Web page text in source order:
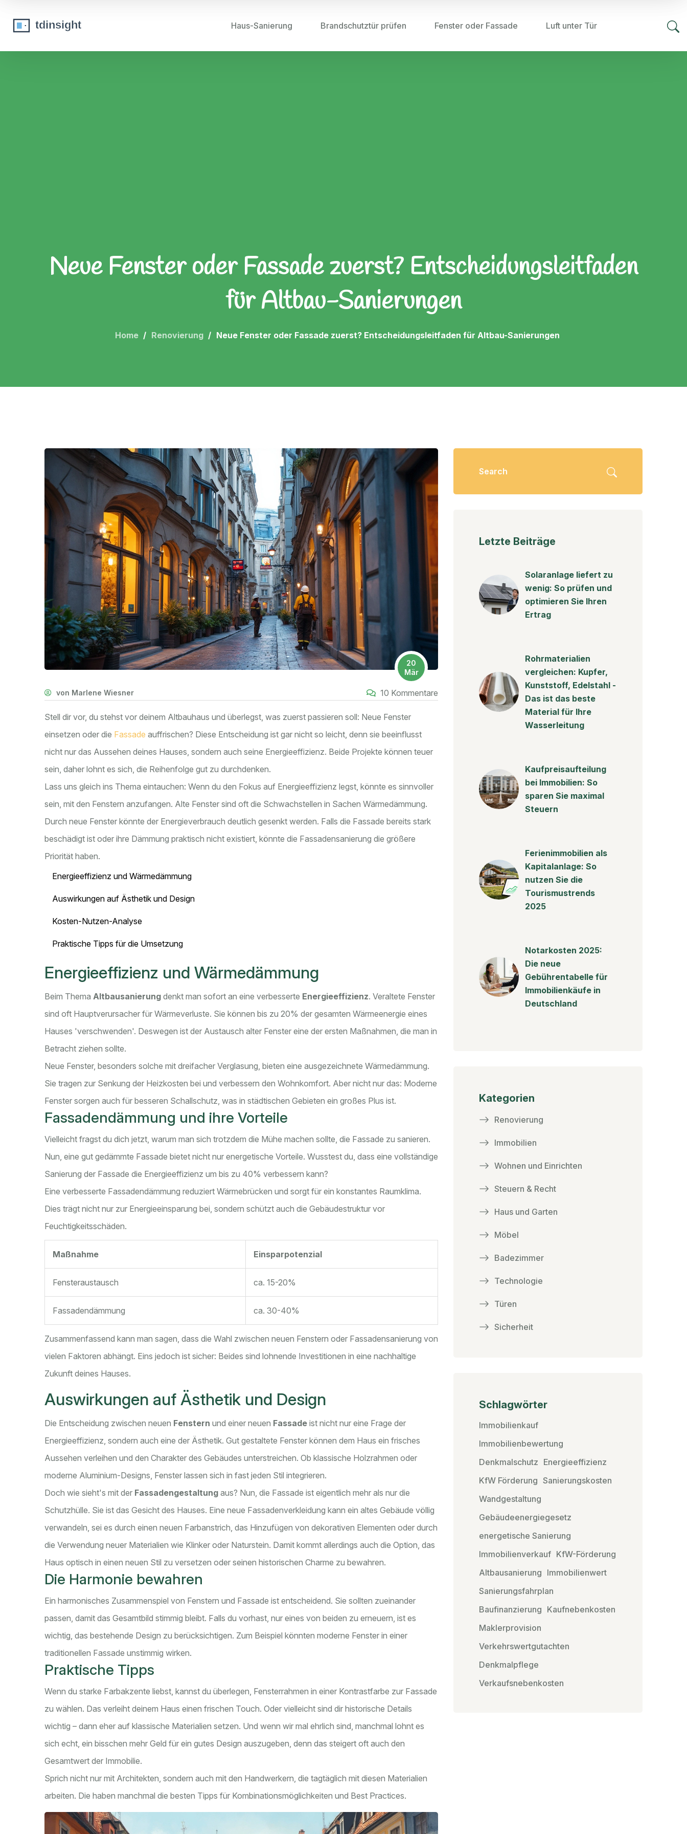
Haus-Sanierung Brandschutztür prüfen Fenster oder Fassade Luft unter Tür
Neue Fenster oder Fassade zuerst? Entscheidungsleitfaden
für Altbau-Sanierungen
Home Renovierung Neue Fenster oder Fassade zuerst? Entscheidungsleitfaden für Altbau-Sanierungen
20
Mär
von Marlene Wiesner 10 Kommentare
Stell dir vor, du stehst vor deinem Altbauhaus und überlegst, was zuerst passieren soll: Neue Fenster
einsetzen oder die Fassade auffrischen? Diese Entscheidung ist gar nicht so leicht, denn sie beeinflusst
nicht nur das Aussehen deines Hauses, sondern auch seine Energieeffizienz. Beide Projekte können teuer
sein, daher lohnt es sich, die Reihenfolge gut zu durchdenken.
Lass uns gleich ins Thema eintauchen: Wenn du den Fokus auf Energieeffizienz legst, könnte es sinnvoller
sein, mit den Fenstern anzufangen. Alte Fenster sind oft die Schwachstellen in Sachen Wärmedämmung.
Durch neue Fenster könnte der Energieverbrauch deutlich gesenkt werden. Falls die Fassade bereits stark
beschädigt ist oder ihre Dämmung praktisch nicht existiert, könnte die Fassadensanierung die größere
Priorität haben.
Energieeffizienz und Wärmedämmung
Auswirkungen auf Ästhetik und Design
Kosten-Nutzen-Analyse
Praktische Tipps für die Umsetzung
Energieeffizienz und Wärmedämmung
Beim Thema Altbausanierung denkt man sofort an eine verbesserte Energieeffizienz. Veraltete Fenster
sind oft Hauptverursacher für Wärmeverluste. Sie können bis zu 20% der gesamten Wärmeenergie eines
Hauses 'verschwenden'. Deswegen ist der Austausch alter Fenster eine der ersten Maßnahmen, die man in
Betracht ziehen sollte.
Neue Fenster, besonders solche mit dreifacher Verglasung, bieten eine ausgezeichnete Wärmedämmung.
Sie tragen zur Senkung der Heizkosten bei und verbessern den Wohnkomfort. Aber nicht nur das: Moderne
Fenster sorgen auch für besseren Schallschutz, was in städtischen Gebieten ein großes Plus ist.
Fassadendämmung und ihre Vorteile
Vielleicht fragst du dich jetzt, warum man sich trotzdem die Mühe machen sollte, die Fassade zu sanieren.
Nun, eine gut gedämmte Fassade bietet nicht nur energetische Vorteile. Wusstest du, dass eine vollständige
Sanierung der Fassade die Energieeffizienz um bis zu 40% verbessern kann?
Eine verbesserte Fassadendämmung reduziert Wärmebrücken und sorgt für ein konstantes Raumklima.
Dies trägt nicht nur zur Energieeinsparung bei, sondern schützt auch die Gebäudestruktur vor
Feuchtigkeitsschäden.
Maßnahme Einsparpotenzial
Fensteraustausch ca. 15-20%
Fassadendämmung ca. 30-40%
Zusammenfassend kann man sagen, dass die Wahl zwischen neuen Fenstern oder Fassadensanierung von
vielen Faktoren abhängt. Eins jedoch ist sicher: Beides sind lohnende Investitionen in eine nachhaltige
Zukunft deines Hauses.
Auswirkungen auf Ästhetik und Design
Die Entscheidung zwischen neuen Fenstern und einer neuen Fassade ist nicht nur eine Frage der
Energieeffizienz, sondern auch eine der Ästhetik. Gut gestaltete Fenster können dem Haus ein frisches
Aussehen verleihen und den Charakter des Gebäudes unterstreichen. Ob klassische Holzrahmen oder
moderne Aluminium-Designs, Fenster lassen sich in fast jeden Stil integrieren.
Doch wie sieht's mit der Fassadengestaltung aus? Nun, die Fassade ist eigentlich mehr als nur die
Schutzhülle. Sie ist das Gesicht des Hauses. Eine neue Fassadenverkleidung kann ein altes Gebäude völlig
verwandeln, sei es durch einen neuen Farbanstrich, das Hinzufügen von dekorativen Elementen oder durch
die Verwendung neuer Materialien wie Klinker oder Naturstein. Damit kommt allerdings auch die Option, das
Haus optisch in einen neuen Stil zu versetzen oder seinen historischen Charme zu bewahren.
Die Harmonie bewahren
Ein harmonisches Zusammenspiel von Fenstern und Fassade ist entscheidend. Sie sollten zueinander
passen, damit das Gesamtbild stimmig bleibt. Falls du vorhast, nur eines von beiden zu erneuern, ist es
wichtig, das bestehende Design zu berücksichtigen. Zum Beispiel könnten moderne Fenster in einer
traditionellen Fassade unstimmig wirken.
Praktische Tipps
Wenn du starke Farbakzente liebst, kannst du überlegen, Fensterrahmen in einer Kontrastfarbe zur Fassade
zu wählen. Das verleiht deinem Haus einen frischen Touch. Oder vielleicht sind dir historische Details
wichtig – dann eher auf klassische Materialien setzen. Und wenn wir mal ehrlich sind, manchmal lohnt es
sich echt, ein bisschen mehr Geld für ein gutes Design auszugeben, denn das steigert oft auch den
Gesamtwert der Immobilie.
Sprich nicht nur mit Architekten, sondern auch mit den Handwerkern, die tagtäglich mit diesen Materialien
arbeiten. Die haben manchmal die besten Tipps für Kombinationsmöglichkeiten und Best Practices.
Letzte Beiträge
Solaranlage liefert zu
wenig: So prüfen und
optimieren Sie Ihren
Ertrag
Rohrmaterialien
vergleichen: Kupfer,
Kunststoff, Edelstahl -
Das ist das beste
Material für Ihre
Wasserleitung
Kaufpreisaufteilung
bei Immobilien: So
sparen Sie maximal
Steuern
Ferienimmobilien als
Kapitalanlage: So
nutzen Sie die
Tourismustrends
2025
Notarkosten 2025:
Die neue
Gebührentabelle für
Immobilienkäufe in
Deutschland
Kategorien
Renovierung
Immobilien
Wohnen und Einrichten
Steuern & Recht
Haus und Garten
Möbel
Badezimmer
Technologie
Türen
Sicherheit
Schlagwörter
Immobilienkauf
Immobilienbewertung
Denkmalschutz Energieeffizienz
KfW Förderung Sanierungskosten
Wandgestaltung
Gebäudeenergiegesetz
energetische Sanierung
Immobilienverkauf KfW-Förderung
Altbausanierung Immobilienwert
Sanierungsfahrplan
Baufinanzierung Kaufnebenkosten
Maklerprovision
Verkehrswertgutachten
Denkmalpflege
Verkaufsnebenkosten